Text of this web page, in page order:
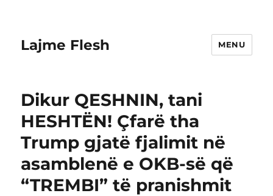
Lajme Flesh MENU
Dikur QESHNIN, tani
HESHTËN! Çfarë tha
Trump gjatë fjalimit në
asamblenë e OKB-së që
“TREMBI” të pranishmit